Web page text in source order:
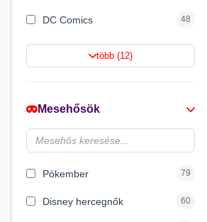
DC Comics 48
Netflix 42
Jurassic World
Wizarding World 12
több (12)
Mesehősök
Pókember 79
Disney hercegnők 60